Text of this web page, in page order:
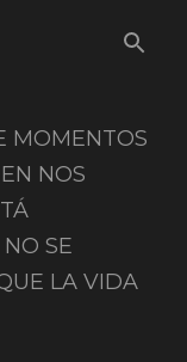
MOMENTOS
NOS
SE
LA VIDA